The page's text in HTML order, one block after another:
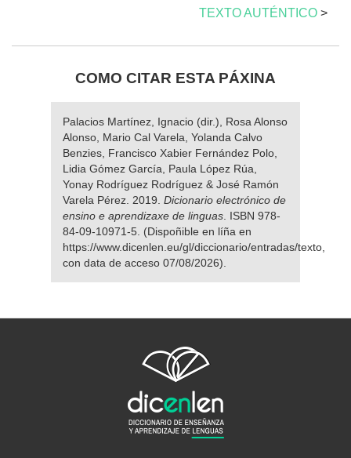
TEXTO AUTÉNTICO >
COMO CITAR ESTA PÁXINA
Palacios Martínez, Ignacio (dir.), Rosa Alonso
Alonso, Mario Cal Varela, Yolanda Calvo
Benzies, Francisco Xabier Fernández Polo,
Lidia Gómez García, Paula López Rúa,
Yonay Rodríguez Rodríguez & José Ramón
Varela Pérez. 2019. Dicionario electrónico de
ensino e aprendizaxe de linguas . ISBN 978-
84-09-10971-5. (Dispoñible en líña en
https://www.dicenlen.eu/gl/diccionario/entradas/texto,
con data de acceso 07/08/2026).